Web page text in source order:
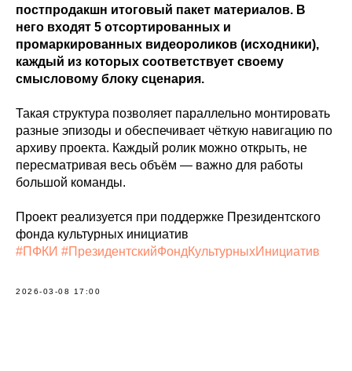
постпродакшн итоговый пакет материалов. В
него входят 5 отсортированных и
промаркированных видеороликов (исходники),
каждый из которых соответствует своему
смысловому блоку сценария.
Такая структура позволяет параллельно монтировать
разные эпизоды и обеспечивает чёткую навигацию по
архиву проекта. Каждый ролик можно открыть, не
пересматривая весь объём — важно для работы
большой команды.
Проект реализуется при поддержке Президентского
фонда культурных инициатив
#ПФКИ #ПрезидентскийФондКультурныхИнициатив
2026-03-08 17:00